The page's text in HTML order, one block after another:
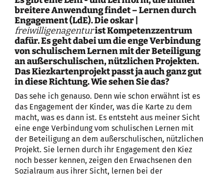
breitere Anwendung findet – Lernen durch
Engagement (LdE). Die oskar |
freiwilligenagenturist Kompetenzzentrum
dafür. Es geht dabei um die enge Verbindung
von schulischem Lernen mit der Beteiligung
an außerschulischen, nützlichen Projekten.
Das Kiezkartenprojekt passt ja auch ganz gut
in diese Richtung. Wie sehen Sie das?
Das sehe ich genauso. Denn wie schon erwähnt ist es
das Engagement der Kinder, was die Karte zu dem
macht, was es dann ist. Es entsteht aus meiner Sicht
eine enge Verbindung vom schulischen Lernen mit
der Beteiligung an dem außerschulischen, nützlichen
Projekt. Sie lernen durch ihr Engagement den Kiez
noch besser kennen, zeigen den Erwachsenen den
Sozialraum aus ihrer Sicht, lernen bei der